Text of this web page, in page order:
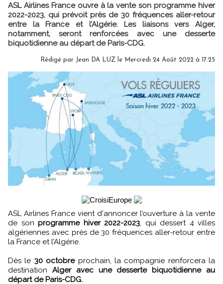
ASL Airlines France ouvre à la vente son programme hiver
2022-2023, qui prévoit près de 30 fréquences aller-retour
entre la France et l’Algérie. Les liaisons vers Alger,
notamment, seront renforcées avec une desserte
biquotidienne au départ de Paris-CDG.
Rédigé par Jean DA LUZ le Mercredi 24 Août 2022 à 17:25
ASL Airlines France vient d'annoncer l’ouverture à la vente
de son programme hiver 2022-2023, qui dessert 4 villes
algériennes avec près de 30 fréquences aller-retour entre
la France et l’Algérie.
Dès le 30 octobreprochain, la compagnie renforcera la
destination Alger avec une desserte biquotidienne au
départ de Paris-CDG.